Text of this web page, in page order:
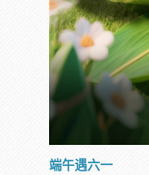
端午遇六一